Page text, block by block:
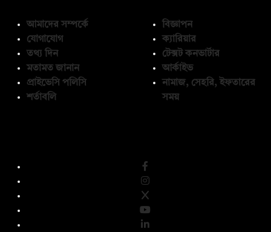
আমাদের সম্পর্কে
যোগাযোগ
তথ্য দিন
মতামত জানান
প্রাইভেসি পলিসি
শর্তাবলি
বিজ্ঞাপন
ক্যারিয়ার
টেক্সট কনভার্টার
আর্কাইভ
নামাজ, সেহরি, ইফতারের
সময়